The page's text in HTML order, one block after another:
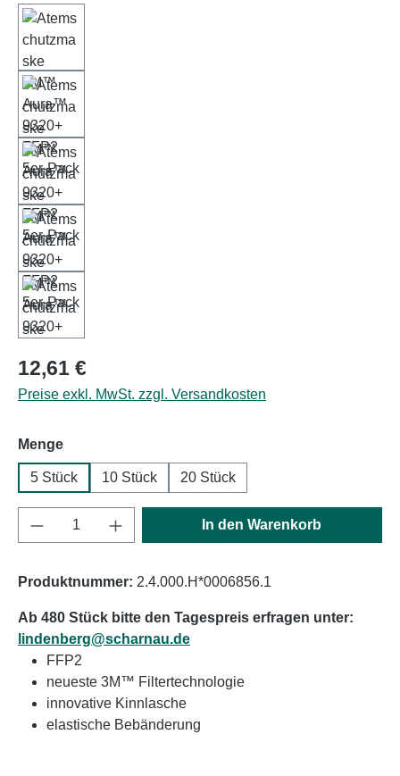
Regulärer Preis:
12,61 €
Preise exkl. MwSt. zzgl. Versandkosten
Mengeauswählen
5 Stück 10 Stück 20 Stück
Produkt Anzahl: Gib den gewünschten
In den Warenkorb
Produktnummer: 2.4.000.H*0006856.1
Ab 480 Stück bitte den Tagespreis erfragen unter:
lindenberg@scharnau.de
FFP2
neueste 3M™ Filtertechnologie
innovative Kinnlasche
elastische Bebänderung